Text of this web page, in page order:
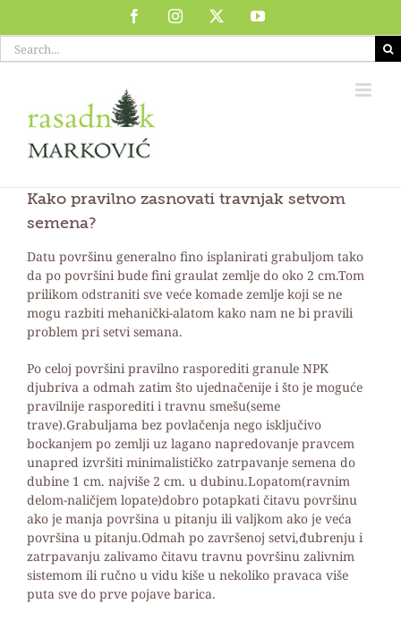
content
FacebookInstagram YouTube
Search
for:
Kako pravilno zasnovati travnjak setvom
semena?
Datu površinu generalno fino isplanirati grabuljom tako
da po površini bude fini graulat zemlje do oko 2 cm.Tom
prilikom odstraniti sve veće komade zemlje koji se ne
mogu razbiti mehanički-alatom kako nam ne bi pravili
problem pri setvi semana.
Po celoj površini pravilno rasporediti granule NPK
djubriva a odmah zatim što ujednačenije i što je moguće
pravilnije rasporediti i travnu smešu(seme
trave).Grabuljama bez povlačenja nego isključivo
bockanjem po zemlji uz lagano napredovanje pravcem
unapred izvršiti minimalističko zatrpavanje semena do
dubine 1 cm. najviše 2 cm. u dubinu.Lopatom(ravnim
delom-naličjem lopate)dobro potapkati čitavu površinu
ako je manja površina u pitanju ili valjkom ako je veća
površina u pitanju.Odmah po završenoj setvi,đubrenju i
zatrpavanju zalivamo čitavu travnu površinu zalivnim
sistemom ili ručno u vidu kiše u nekoliko pravaca više
puta sve do prve pojave barica.